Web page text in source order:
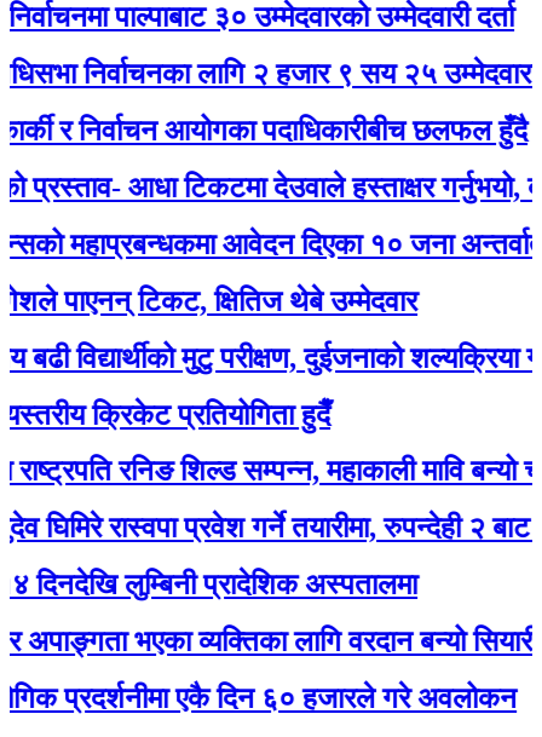
पाल्पाबाट ३० उम्मेदवारको उम्मेदवारी दर्ता
निर्वाचनका लागि २ हजार ९ सय २५ उम्मेदवारले
निर्वाचन आयोगका पदाधिकारीबीच छलफल हुँदै
आधा टिकटमा देउवाले हस्ताक्षर गर्नुभयो, बाँकी
आवेदन दिएका १० जना अन्तर्वार्ताका
टिकट, क्षितिज थेबे उम्मेदवार
मुटु परीक्षण, दुईजनाको शल्यक्रिया गर्नुपर्ने
क्रिकेट प्रतियोगिता हुदैँ
रनिङ शिल्ड सम्पन्न, महाकाली मावि बन्यो
रास्वपा प्रवेश गर्ने तयारीमा, रुपन्देही २ बाट
लुम्बिनी प्रादेशिक अस्पतालमा
भएका व्यक्तिका लागि वरदान बन्यो सियारीको
एकै दिन ६० हजारले गरे अवलोकन